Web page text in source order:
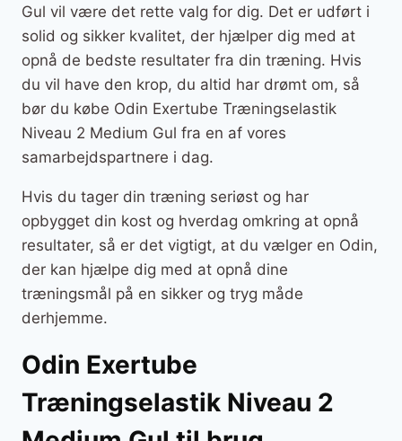
Gul vil være det rette valg for dig. Det er udført i
solid og sikker kvalitet, der hjælper dig med at
opnå de bedste resultater fra din træning. Hvis
du vil have den krop, du altid har drømt om, så
bør du købe Odin Exertube Træningselastik
Niveau 2 Medium Gul fra en af vores
samarbejdspartnere i dag.
Hvis du tager din træning seriøst og har
opbygget din kost og hverdag omkring at opnå
resultater, så er det vigtigt, at du vælger en Odin,
der kan hjælpe dig med at opnå dine
træningsmål på en sikker og tryg måde
derhjemme.
Odin Exertube
Træningselastik Niveau 2